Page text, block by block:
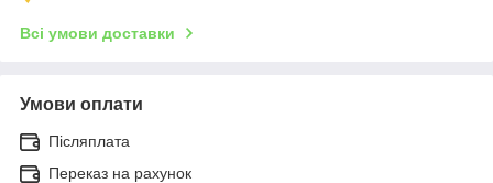
Всі умови доставки
Умови оплати
Післяплата
Переказ на рахунок